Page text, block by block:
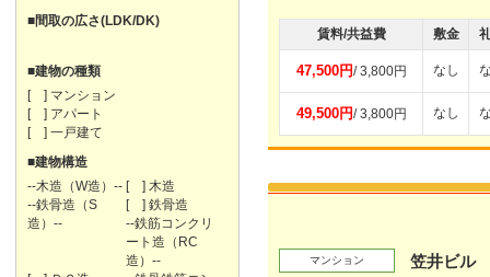
■間取の広さ(LDK/DK)
■建物の種類
[ ] マンション
[ ] アパート
[ ] 一戸建て
■建物構造
--木造（W造）-- [ ] 木造
--鉄骨造（S
造）--
[ ] 鉄骨造
--鉄筋コンクリ
ート造（RC
造）--
賃料/共益費 敷金
47,500円/ 3,800円 なし
49,500円/ 3,800円 なし
マンション 笠井ビル